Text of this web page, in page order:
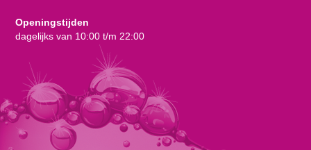
Openingstijden
dagelijks van 10:00 t/m 22:00